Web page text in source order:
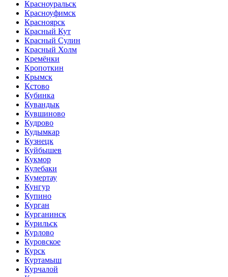
Красноуральск
Красноуфимск
Красноярск
Красный Кут
Красный Сулин
Красный Холм
Кремёнки
Кропоткин
Крымск
Кстово
Кубинка
Кувандык
Кувшиново
Кудрово
Кудымкар
Кузнецк
Куйбышев
Кукмор
Кулебаки
Кумертау
Кунгур
Купино
Курган
Курганинск
Курильск
Курлово
Куровское
Курск
Куртамыш
Курчалой